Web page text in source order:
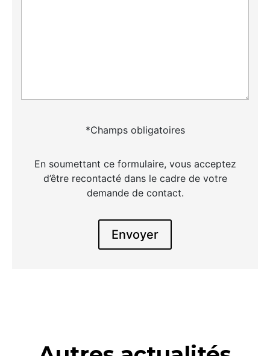
*Champs obligatoires
En soumettant ce formulaire, vous acceptez
d’être recontacté dans le cadre de votre
demande de contact.
Envoyer